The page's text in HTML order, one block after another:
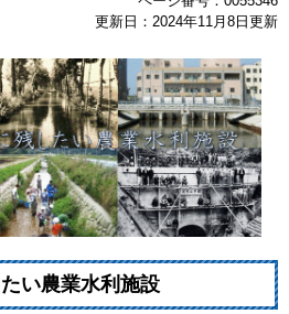
更新日：2024年11月8日更新
い農業水利施設